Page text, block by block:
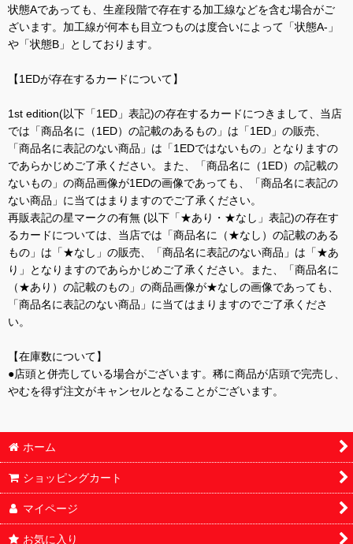
状態Aであっても、生産段階で存在する加工線などを含む場合がご
ざいます。加工線が何本も目立つものは度合いによって「状態A-」
や「状態B」としております。
【1EDが存在するカードについて】
1st edition(以下「1ED」表記)の存在するカードにつきまして、当店
では「商品名に（1ED）の記載のあるもの」は「1ED」の販売、
「商品名に表記のない商品」は「1EDではないもの」となりますの
であらかじめご了承ください。また、「商品名に（1ED）の記載の
ないもの」の商品画像が1EDの画像であっても、「商品名に表記の
ない商品」に当てはまりますのでご了承ください。
再販表記の星マークの有無 (以下「★あり・★なし」表記)の存在す
るカードについては、当店では「商品名に（★なし）の記載のある
もの」は「★なし」の販売、「商品名に表記のない商品」は「★あ
り」となりますのであらかじめご了承ください。また、「商品名に
（★あり）の記載のもの」の商品画像が★なしの画像であっても、
「商品名に表記のない商品」に当てはまりますのでご了承くださ
い。
【在庫数について】
●店頭と併売している場合がございます。稀に商品が店頭で完売し、
やむを得ず注文がキャンセルとなることがございます。
ホーム
ショッピングカート
マイページ
お気に入り